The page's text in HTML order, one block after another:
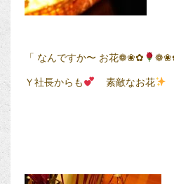
「 なんですか〜 お花❁❀✿
Ｙ社長からも 素敵なお花